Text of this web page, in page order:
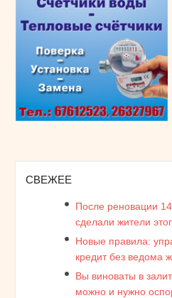
СВЕЖЕЕ
После реновации
сделали жители
Новые правила:
кредит без ведома
Вы виноваты в
можно и нужно